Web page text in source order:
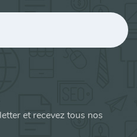
et recevez tous nos